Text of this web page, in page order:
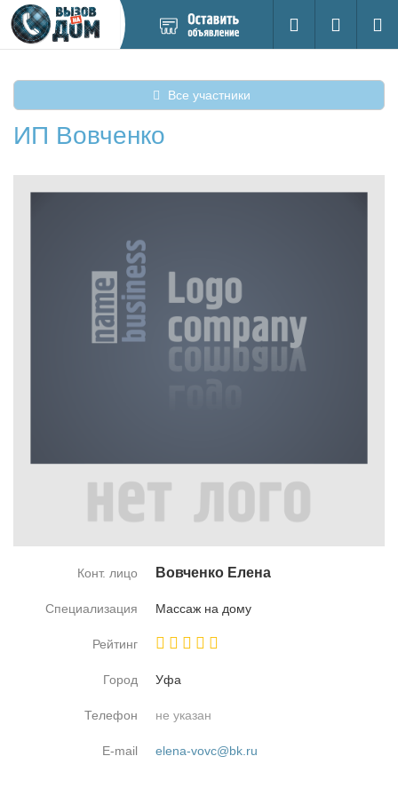
новое
Поиск
Вход на
Все участники
ИП Вовченко
Конт. лицо Вовчен­ко Еле­на
Специализация Мас­саж на до­му
Рейтинг
Город Уфа
Телефон не указан
E-mail elena-vovc@bk.ru